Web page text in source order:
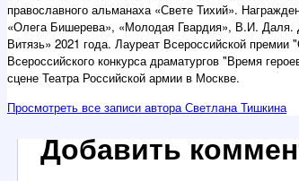
православного альманаха «Свете Тихий».
«Олега Бишерева», «Молодая Гвардия», В.И. Даля.
Витязь» 2021 года. Лауреат Всероссийской
Всероссийского конкурса драматургов "Время
сцене Театра Российской армии в Москве.
Просмотреть все записи автора Светлана Тишкина
Добавить